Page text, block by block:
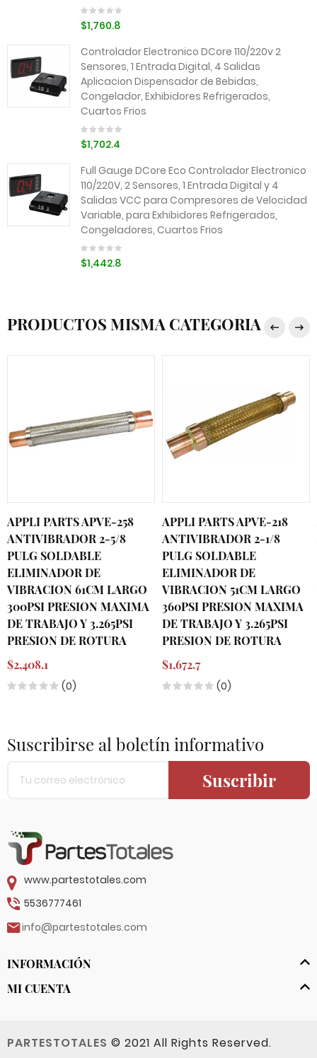
$1,760.8
Controlador Electronico DCore 110/220v 2
Sensores, 1 Entrada Digital, 4 Salidas
Aplicacion Dispensador de Bebidas,
Congelador, Exhibidores Refrigerados,
Cuartos Frios
$1,702.4
Full Gauge DCore Eco Controlador Electronico
110/220V, 2 Sensores, 1 Entrada Digital y 4
Salidas VCC para Compresores de Velocidad
Variable, para Exhibidores Refrigerados,
Congeladores, Cuartos Frios
$1,442.8
PRODUCTOS MISMA CATEGORIA
APPLI PARTS APVE-258
ANTIVIBRADOR 2-5/8
PULG SOLDABLE
ELIMINADOR DE
VIBRACION 61CM LARGO
300PSI PRESION MAXIMA
DE TRABAJO Y 3.265PSI
PRESION DE ROTURA
$2,408.1
(0)
APPLI PARTS APVE-218
ANTIVIBRADOR 2-1/8
PULG SOLDABLE
ELIMINADOR DE
VIBRACION 51CM LARGO
360PSI PRESION MAXIMA
DE TRABAJO Y 3.265PSI
PRESION DE ROTURA
$1,672.7
(0)
Suscribirse al boletín informativo
Suscribir
www.partestotales.com
5536777461
info@partestotales.com
INFORMACIÓN
MI CUENTA
PARTESTOTALES © 2021 All Rights Reserved.